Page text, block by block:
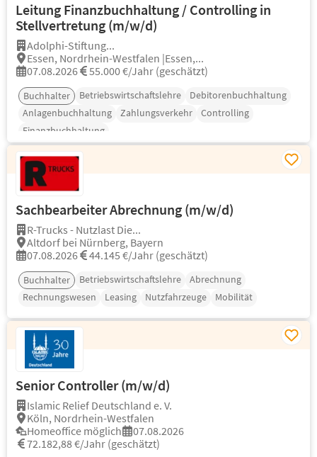
Leitung Finanzbuchhaltung / Controlling in
Stellvertretung (m/w/d)
Adolphi-Stiftung...
Essen, Nordrhein-Westfalen |Essen,...
07.08.2026
55.000 €/Jahr (geschätzt)
Buchhalter Betriebswirtschaftslehre
Debitorenbuchhaltung
Anlagenbuchhaltung
Zahlungsverkehr
Controlling
Finanzbuchhaltung
Sachbearbeiter Abrechnung (m/w/d)
R-Trucks - Nutzlast Die...
Altdorf bei Nürnberg, Bayern
07.08.2026
44.145 €/Jahr (geschätzt)
Buchhalter Betriebswirtschaftslehre
Abrechnung
Rechnungswesen
Leasing Nutzfahrzeuge Mobilität
Senior Controller (m/w/d)
Islamic Relief Deutschland e. V.
Köln, Nordrhein-Westfalen
Homeoffice möglich
07.08.2026
72.182,88 €/Jahr (geschätzt)